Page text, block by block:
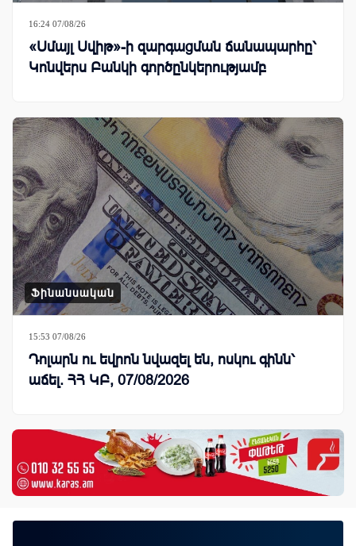
16:24 07/08/26
«Սմայլ Սվիթ»-ի զարգացման ճանապարհը՝
Կոնվերս Բանկի գործընկերությամբ
Ֆինանսական
15:53 07/08/26
Դոլարն ու եվրոն նվազել են, ոսկու գինն՝
աճել. ՀՀ ԿԲ, 07/08/2026